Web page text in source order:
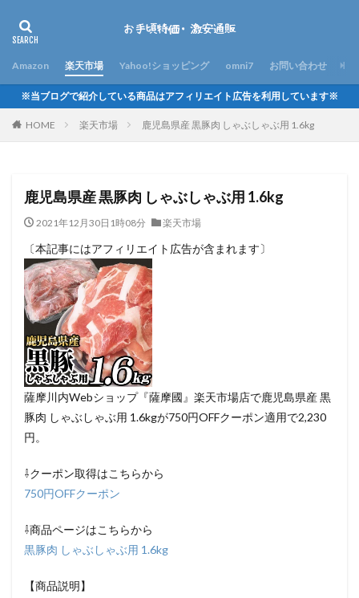
Amazon 楽天市場 Yahoo!ショッピング omni7 お問い合わせ
※当ブログで紹介している商品はアフィリエイト広告を利用しています※
HOME 楽天市場 鹿児島県産 黒豚肉 しゃぶしゃぶ用 1.6kg
鹿児島県産 黒豚肉 しゃぶしゃぶ用 1.6kg
2021年12月30日1時08分 楽天市場
〔本記事にはアフィリエイト広告が含まれます〕
薩摩川内Webショップ『薩摩國』楽天市場店で鹿児島県産 黒
豚肉 しゃぶしゃぶ用 1.6kgが750円OFFクーポン適用で2,230
円。
⇩クーポン取得はこちらから
750円OFFクーポン
⇩商品ページはこちらから
黒豚肉 しゃぶしゃぶ用 1.6kg
【商品説明】